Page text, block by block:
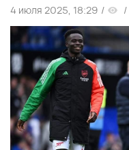
4 июля 2025, 18:29 / /